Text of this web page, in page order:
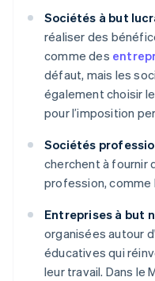
Sociétés à but
réaliser des
comme des
défaut, mais les
également choisir
pour l’imposition
Sociétés
cherchent à fournir
profession, comme
Entreprises à but
organisées autour
éducatives qui
leur travail. Dans le